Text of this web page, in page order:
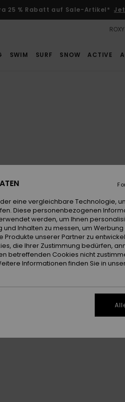
25 % Rabatt auf Sale-Artikel*
SWIM SURF SNOW ACTIVE
eine vergleichbare Technologie,
Diese personenbezogenen
werden, um Ihnen
Inhalten zu messen, um
unserer Partner zu
die Ihrer Zustimmung bedürfen,
betreffenden Cookies nicht
Informationen finden Sie in